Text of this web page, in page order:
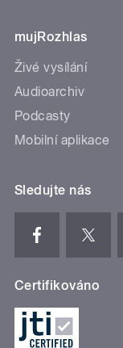
mujRozhlas
Živé vysílání
Audioarchiv
Podcasty
Mobilní aplikace
Sledujte nás
Certifikováno